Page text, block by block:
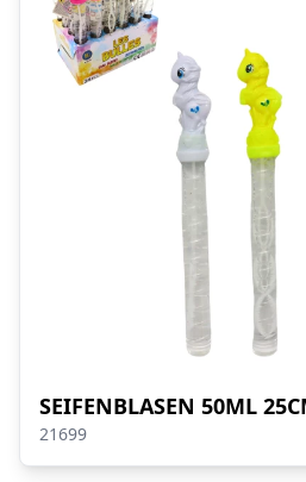
SEIFENBLASEN 50ML
21699